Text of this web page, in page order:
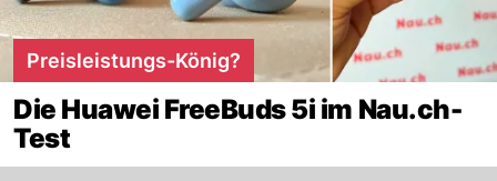
Preisleistungs-König?
Die Huawei FreeBuds 5i im Nau.ch-
Test